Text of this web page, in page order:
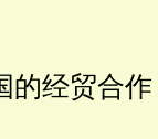
的经贸合